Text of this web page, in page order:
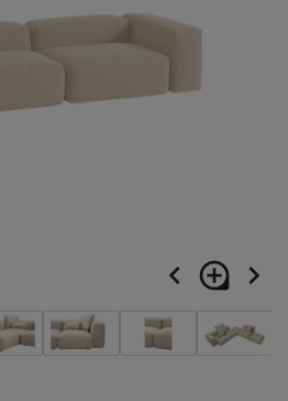
navigate_before loupe navigate_next